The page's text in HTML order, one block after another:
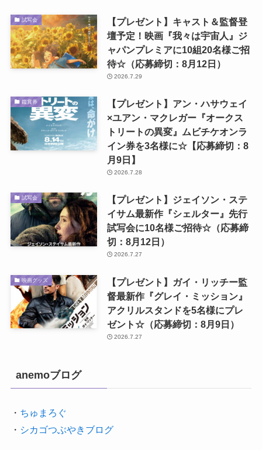
試写会
【プレゼント】キャスト＆監督登
壇予定！映画『我々は宇宙人』ジ
ャパンプレミアに10組20名様ご招
待☆（応募締切：8月12日）
2026.7.29
鑑賞券
【プレゼント】アン・ハサウェイ
×ユアン・マクレガー『オークス
トリートの異変』ムビチケオンラ
イン券を3名様に☆【応募締切：8
月9日】
2026.7.28
試写会
【プレゼント】ジェイソン・ステ
イサム最新作『シェルター』先行
試写会に10名様ご招待☆（応募締
切：8月12日）
2026.7.27
映画グッズ
【プレゼント】ガイ・リッチー監
督最新作『グレイ・ミッション』
アクリルスタンドを5名様にプレ
ゼント☆（応募締切：8月9日）
2026.7.27
anemoブログ
・ ちゅまろぐ
・ シカゴつぶやきブログ